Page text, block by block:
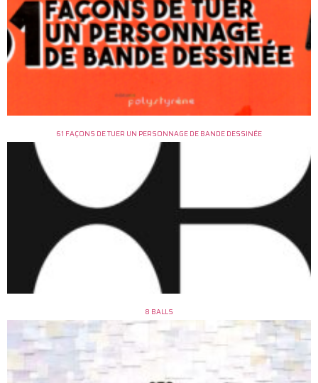
61 FAÇONS DE TUER UN PERSONNAGE DE BANDE DESSINÉE
8 BALLS